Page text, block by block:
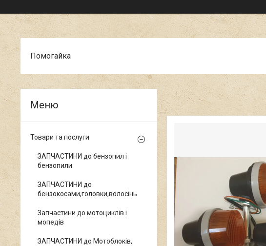
Помогайка
Товари та послуги
ЗАПЧАСТИНИ до бензопил і
бензопили
ЗАПЧАСТИНИ до
бензокосами,головки,волосінь
Запчастини до мотоциклів і
мопедів
ЗАПЧАСТИНИ до Мотоблоків,